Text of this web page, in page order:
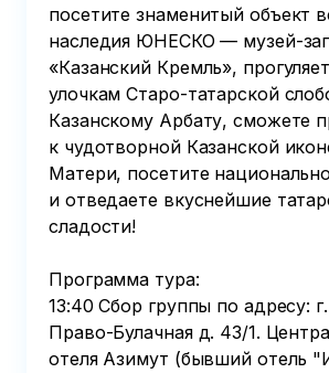
посетите знаменитый объект
наследия ЮНЕСКО — музей-
«Казанский Кремль»,
улочкам Старо-татарской
Казанскому Арбату, сможете
к чудотворной Казанской
Матери, посетите
и отведаете вкуснейшие
сладости!
Программа тура:
13:40 Сбор группы по адресу:
Право-Булачная д. 43/1.
отеля Азимут (бывший отель